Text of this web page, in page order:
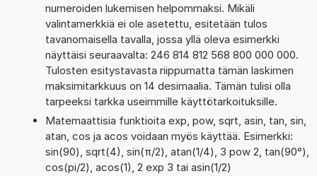
numeroiden lukemisen helpommaksi. Mikäli
valintamerkkiä ei ole asetettu, esitetään tulos
tavanomaisella tavalla, jossa yllä oleva esimerkki
näyttäisi seuraavalta: 246 814 812 568 800 000 000.
Tulosten esitystavasta riippumatta tämän laskimen
maksimitarkkuus on 14 desimaalia. Tämän tulisi olla
tarpeeksi tarkka useimmille käyttötarkoituksille.
Matemaattisia funktioita exp, pow, sqrt, asin, tan, sin,
atan, cos ja acos voidaan myös käyttää. Esimerkki:
sin(90), sqrt(4), sin(π/2), atan(1/4), 3 pow 2, tan(90°),
cos(pi/2), acos(1), 2 exp 3 tai asin(1/2)